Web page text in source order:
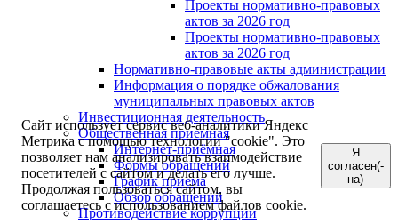
Проекты нормативно-правовых
актов за 2026 год
Проекты нормативно-правовых
актов за 2026 год
Нормативно-правовые акты администрации
Информация о порядке обжалования
муниципальных правовых актов
Инвестиционная деятельность
Общественная приемная
Интернет-приёмная
Формы обращений
График приема
Обзор обращений
Противодействие коррупции
Сайт использует сервис веб-аналитики Яндекс
Метрика с помощью технологии "cookie". Это
позволяет нам анализировать взаимодействие
посетителей с сайтом и делать его лучше.
Продолжая пользоваться сайтом, вы
соглашаетесь с использованием файлов cookie.
Я
согласен(-
на)